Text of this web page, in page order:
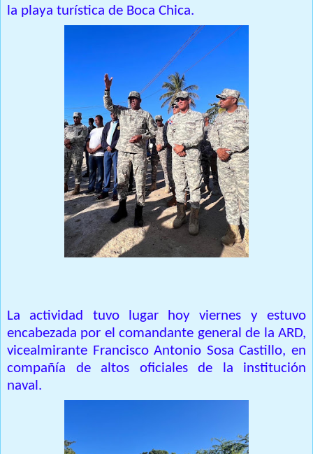
la playa turística de Boca Chica.
La actividad tuvo lugar hoy viernes y estuvo
encabezada por el comandante general de la ARD,
vicealmirante Francisco Antonio Sosa Castillo, en
compañía de altos oficiales de la institución
naval.